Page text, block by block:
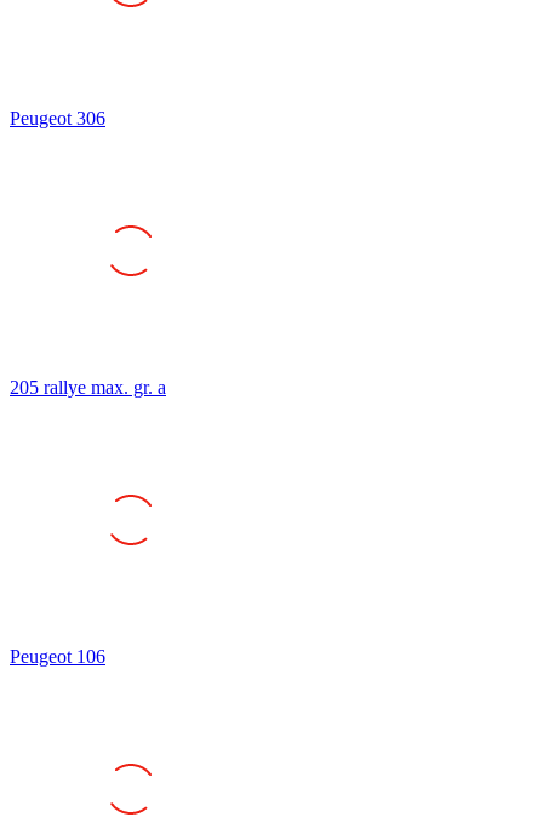
Peugeot 306
205 rallye max. gr. a
Peugeot 106